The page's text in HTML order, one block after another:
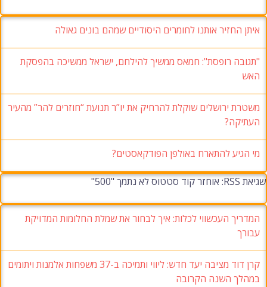
איתן החזיר אותנו לחומרים היסודיים שמהם בונים גאולה
"תגובה רופסת": חמאס ממשיך להילחם, ישראל ממשיכה בהפסקת
האש
משטרת ירושלים שוקלת להרחיק את יו”ר תנועת “חוזרים להר” מהעיר
העתיקה?
מי הגיע להתארח באולפן הפודקאסטים?
שגיאת RSS: אוחזר קוד סטטוס לא נתמך "500"
המדריך העכשווי לכלות: איך לבחור את שמלת החלומות המדויקת
עבורך
קרן דוד מציבה יעד חדש: ליווי ותמיכה ב-37 משפחות אלמנות ויתומים
במהלך השנה הקרובה